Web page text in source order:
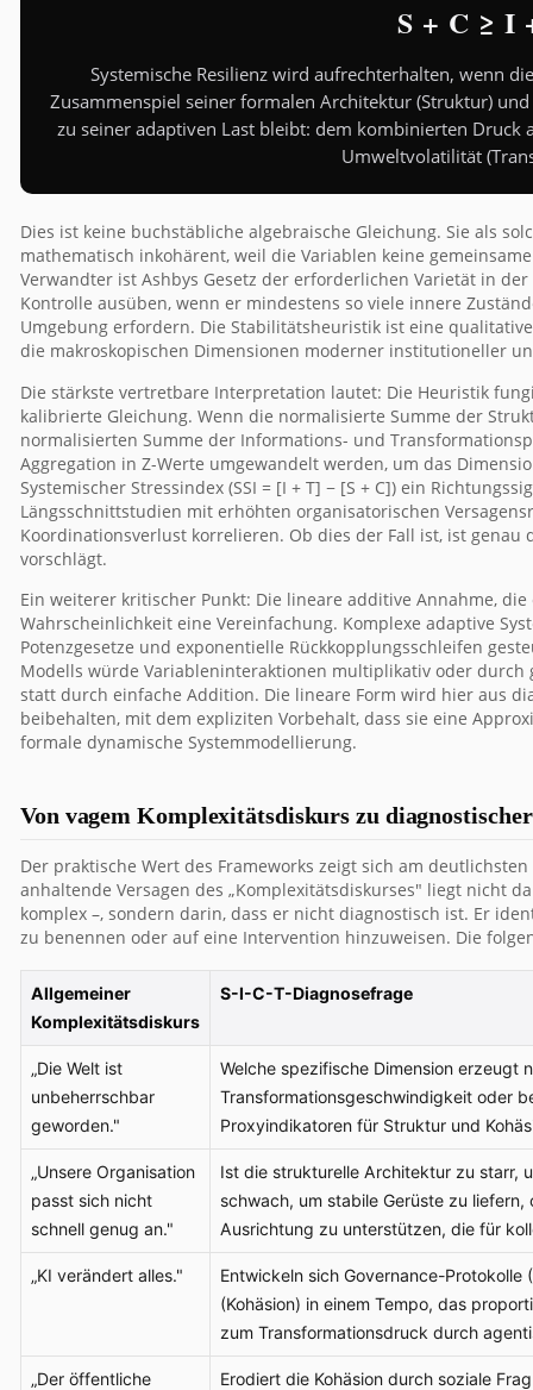
S + C ≥ I
Systemische Resilienz wird aufrechterhalten, wenn
Zusammenspiel seiner formalen Architektur (Struktur)
zu seiner adaptiven Last bleibt: dem kombinierten
Umweltvolatilität
Dies ist keine buchstäbliche algebraische Gleichung. Sie als
mathematisch inkohärent, weil die Variablen keine
Verwandter ist Ashbys Gesetz der erforderlichen Varietät in
Kontrolle ausüben, wenn er mindestens so viele innere
Umgebung erfordern. Die Stabilitätsheuristik ist eine
die makroskopischen Dimensionen moderner institutioneller
Die stärkste vertretbare Interpretation lautet: Die Heuristik
kalibrierte Gleichung. Wenn die normalisierte Summe der
normalisierten Summe der Informations- und
Aggregation in Z-Werte umgewandelt werden, um das
Systemischer Stressindex (SSI = [I + T] − [S + C]) ein
Längsschnittstudien mit erhöhten organisatorischen
Koordinationsverlust korrelieren. Ob dies der Fall ist, ist genau
vorschlägt.
Ein weiterer kritischer Punkt: Die lineare additive Annahme,
Wahrscheinlichkeit eine Vereinfachung. Komplexe adaptive
Potenzgesetze und exponentielle Rückkopplungsschleifen
Modells würde Variableninteraktionen multiplikativ oder
statt durch einfache Addition. Die lineare Form wird hier aus
beibehalten, mit dem expliziten Vorbehalt, dass sie eine
formale dynamische Systemmodellierung.
Von vagem Komplexitätsdiskurs zu
Der praktische Wert des Frameworks zeigt sich am
anhaltende Versagen des „Komplexitätsdiskurses" liegt nicht
komplex –, sondern darin, dass er nicht diagnostisch ist. Er
zu benennen oder auf eine Intervention hinzuweisen. Die
Allgemeiner
Komplexitätsdiskurs
S-I-C-T-Diagnosefrage
„Die Welt ist
unbeherrschbar
geworden."
Welche spezifische Dimension erzeugt
Transformationsgeschwindigkeit oder
Proxyindikatoren für Struktur und
„Unsere Organisation
passt sich nicht
schnell genug an."
Ist die strukturelle Architektur zu starr,
schwach, um stabile Gerüste zu
Ausrichtung zu unterstützen, die für
„KI verändert alles."
Entwickeln sich Governance-
(Kohäsion) in einem Tempo, das
zum Transformationsdruck durch
„Der öffentliche Erodiert die Kohäsion durch soziale